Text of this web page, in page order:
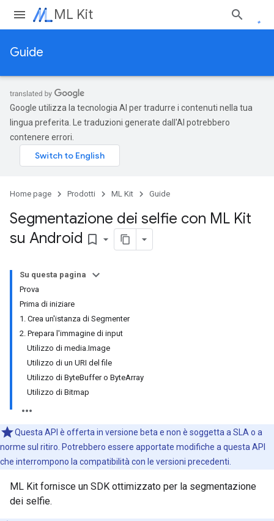
ML Kit
Guide
Google utilizza la tecnologia AI per tradurre i contenuti nella tua
lingua preferita. Le traduzioni generate dall'AI potrebbero
contenere errori.
Home page Prodotti ML Kit Guide
Segmentazione dei selfie con ML Kit
su Android bookmark_border
Su questa pagina
Prova
Prima di iniziare
1. Crea un'istanza di Segmenter
2. Prepara l'immagine di input
Utilizzo di media.Image
Utilizzo di un URI del file
Utilizzo di ByteBuffer o ByteArray
Utilizzo di Bitmap
Questa API è offerta in versione beta e non è soggetta a SLA o a
norme sul ritiro. Potrebbero essere apportate modifiche a questa API
che interrompono la compatibilità con le versioni precedenti.
ML Kit fornisce un SDK ottimizzato per la segmentazione
dei selfie.